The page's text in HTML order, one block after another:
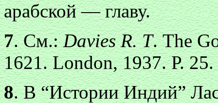
арабской — главу.
7. См.:Davies R. Т. The
1621. London, 1937. Р. 25.
8. В “Истории Индий”